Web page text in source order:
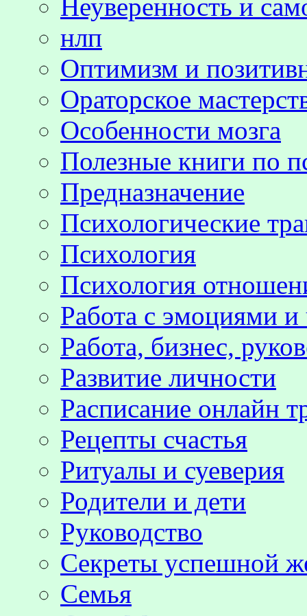
Неуверенность и
нлп
Оптимизм и
Ораторское
Особенности мозга
Полезные книги по
Предназначение
Психологические
Психология
Психология
Работа с эмоциями и
Работа, бизнес,
Развитие личности
Расписание онлайн
Рецепты счастья
Ритуалы и суеверия
Родители и дети
Руководство
Секреты успешной
Семья